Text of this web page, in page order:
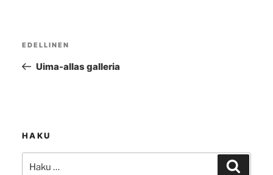
Edellinen
artikkeli
EDELLINEN
Uima-allas galleria
HAKU
Etsi: